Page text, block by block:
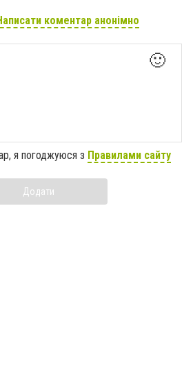
коментар анонімно
🙂
я погоджуюся з Правилами сайту
Додати